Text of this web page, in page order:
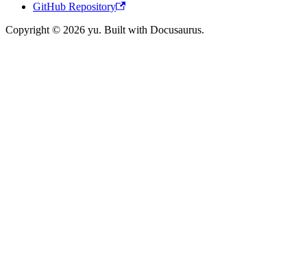
GitHub Repository
Copyright © 2026 yu. Built with Docusaurus.